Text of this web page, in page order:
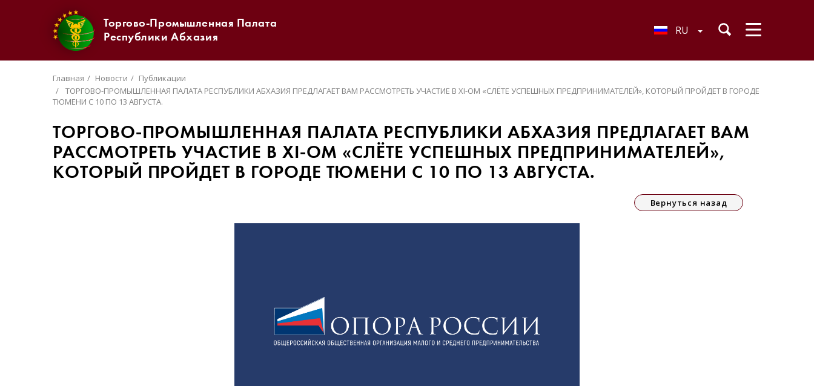
Торгово-Промышленная Палата
Республики Абхазия
RU
Главная Новости
Публикации
ТОРГОВО-ПРОМЫШЛЕННАЯ ПАЛАТА РЕСПУБЛИКИ АБХАЗИЯ ПРЕДЛАГАЕТ ВАМ РАССМОТРЕТЬ УЧАСТИЕ В XI-ОМ «СЛЁТЕ УСПЕШНЫХ ПРЕДПРИНИМАТЕЛЕЙ», КОТОРЫЙ ПРОЙДЕТ В ГОРОДЕ
ТЮМЕНИ С 10 ПО 13 АВГУСТА.
ТОРГОВО-ПРОМЫШЛЕННАЯ ПАЛАТА РЕСПУБЛИКИ АБХАЗИЯ ПРЕДЛАГАЕТ ВАМ
РАССМОТРЕТЬ УЧАСТИЕ В XI-ОМ «СЛЁТЕ УСПЕШНЫХ ПРЕДПРИНИМАТЕЛЕЙ»,
КОТОРЫЙ ПРОЙДЕТ В ГОРОДЕ ТЮМЕНИ С 10 ПО 13 АВГУСТА.
Вернуться назад